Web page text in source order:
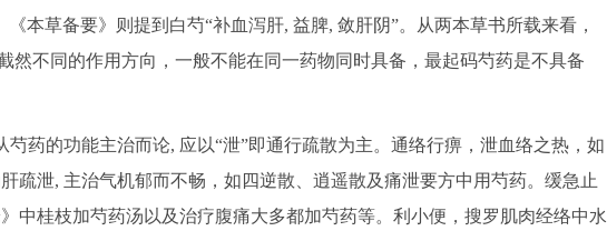
本草备要》则提到白芍“补血泻肝, 益脾, 敛肝阴”。从两本草书所载来看，
然不同的作用方向，一般不能在同一药物同时具备，最起码芍药是不具备
药的功能主治而论, 应以“泄”即通行疏散为主。通络行痹，泄血络之热，如
疏泄, 主治气机郁而不畅，如四逆散、逍遥散及痛泄要方中用芍药。缓急止
中桂枝加芍药汤以及治疗腹痛大多都加芍药等。利小便，搜罗肌肉经络中水